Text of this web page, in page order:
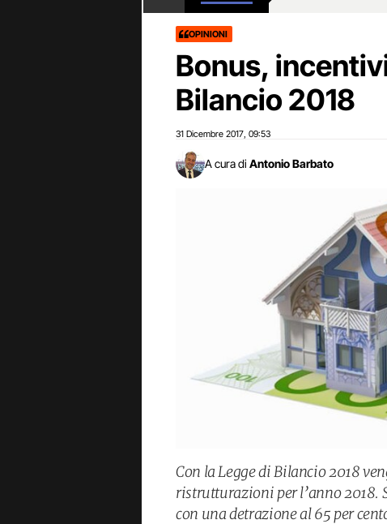
OPINIONI
Bonus,
Bilancio 2018
31 Dicembre 2017 09:53
A cura di Antonio Barbato
Con la Legge di Bilancio 2018
ristrutturazioni per l’anno 2018.
con una detrazione al 65 per